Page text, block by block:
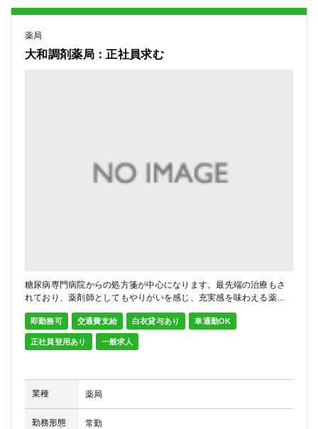
薬局
大和調剤薬局：正社員求む
糖尿病専門病院からの処方箋が中心になります。最先端の治療もさ
れており、薬剤師としてもやりがいを感じ、充実感を味わえる薬局
です。在宅訪問もやり始めています。
即勤務可 交通費支給 白衣貸与あり 車通勤OK
正社員登用あり 一般求人
業種 薬局
勤務形態 常勤